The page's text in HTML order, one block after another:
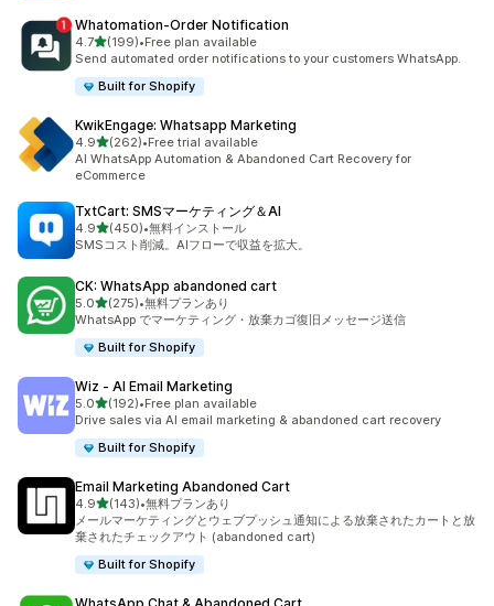
Whatomation‑Order Notification
4.75つ星中
(199)
合計レビュー数：199件
•Free plan available
Send automated order notifications to your customers WhatsApp.
Built for Shopify
KwikEngage: Whatsapp Marketing
4.95つ星中
(262)
合計レビュー数：262件
•Free trial available
AI WhatsApp Automation & Abandoned Cart Recovery for
eCommerce
TxtCart: SMSマーケティング＆AI
4.95つ星中
(450)
合計レビュー数：450件
•無料インストール
SMSコスト削減。AIフローで収益を拡大。
CK: WhatsApp abandoned cart
5.05つ星中
(275)
合計レビュー数：275件
•無料プランあり
WhatsApp でマーケティング・放棄カゴ復旧メッセージ送信
Built for Shopify
Wiz ‑ AI Email Marketing
5.05つ星中
(192)
合計レビュー数：192件
•Free plan available
Drive sales via AI email marketing & abandoned cart recovery
Built for Shopify
Email Marketing Abandoned Cart
4.95つ星中
(143)
合計レビュー数：143件
•無料プランあり
メールマーケティングとウェブプッシュ通知による放棄されたカートと放
棄されたチェックアウト (abandoned cart)
Built for Shopify